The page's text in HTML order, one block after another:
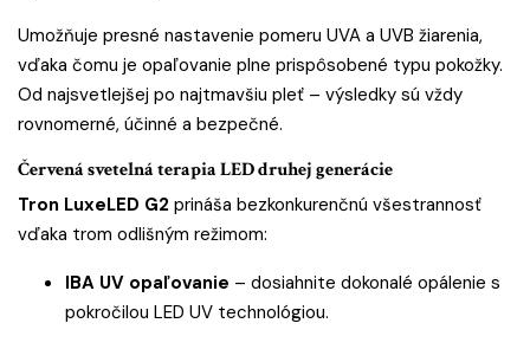
Umožňuje presné nastavenie pomeru UVA a UVB žiarenia,
vďaka čomu je opaľovanie plne prispôsobené typu pokožky.
Od najsvetlejšej po najtmavšiu pleť – výsledky sú vždy
rovnomerné, účinné a bezpečné.
Červená svetelná terapia LED druhej generácie
Tron LuxeLED G2 prináša bezkonkurenčnú všestrannosť
vďaka trom odlišným režimom:
IBA UV opaľovanie – dosiahnite dokonalé opálenie s
pokročilou LED UV technológiou.